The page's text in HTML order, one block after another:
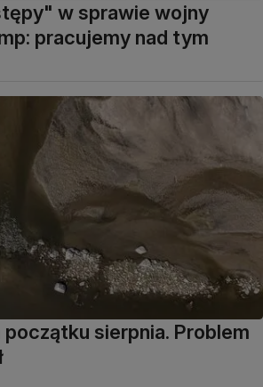
w sprawie wojny
pracujemy nad tym
początku sierpnia. Problem